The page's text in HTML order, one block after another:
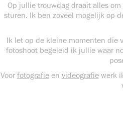
Op jullie trouwdag draait alles
sturen. Ik ben zoveel mogelijk op
Ik let op de kleine momenten die
fotoshoot begeleid ik jullie waar
Voor fotografieen videografiewerk